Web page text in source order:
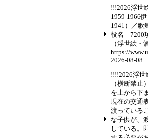
!!!2026浮世
1959-1966
1941）／
役名 7200
（浮世絵・
https://
2026-08-08
!!!!2026浮
（横断禁
を上から下
現在の交通
渡っている
な子供が、
している。